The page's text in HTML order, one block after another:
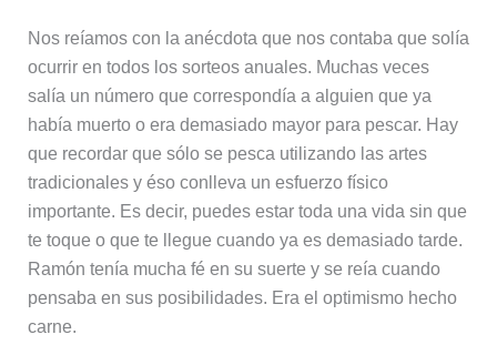
Nos reíamos con la anécdota que nos contaba que solía
ocurrir en todos los sorteos anuales. Muchas veces
salía un número que correspondía a alguien que ya
había muerto o era demasiado mayor para pescar. Hay
que recordar que sólo se pesca utilizando las artes
tradicionales y éso conlleva un esfuerzo físico
importante. Es decir, puedes estar toda una vida sin que
te toque o que te llegue cuando ya es demasiado tarde.
Ramón tenía mucha fé en su suerte y se reía cuando
pensaba en sus posibilidades. Era el optimismo hecho
carne.